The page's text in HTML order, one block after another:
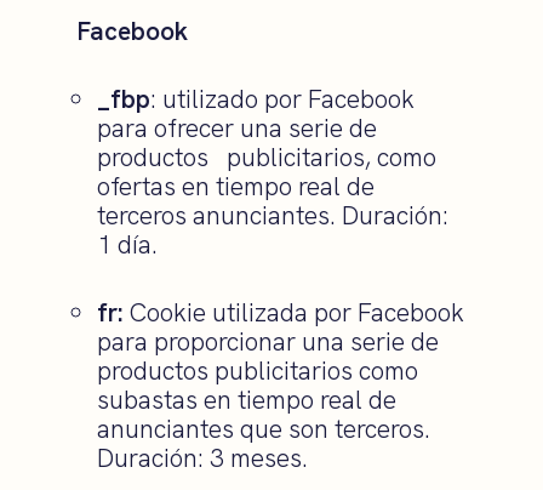
Facebook
_fbp: utilizado por Facebook
para ofrecer una serie de
productos publicitarios, como
ofertas en tiempo real de
terceros anunciantes. Duración:
1 día.
fr: Cookie utilizada por Facebook
para proporcionar una serie de
productos publicitarios como
subastas en tiempo real de
anunciantes que son terceros.
Duración: 3 meses.